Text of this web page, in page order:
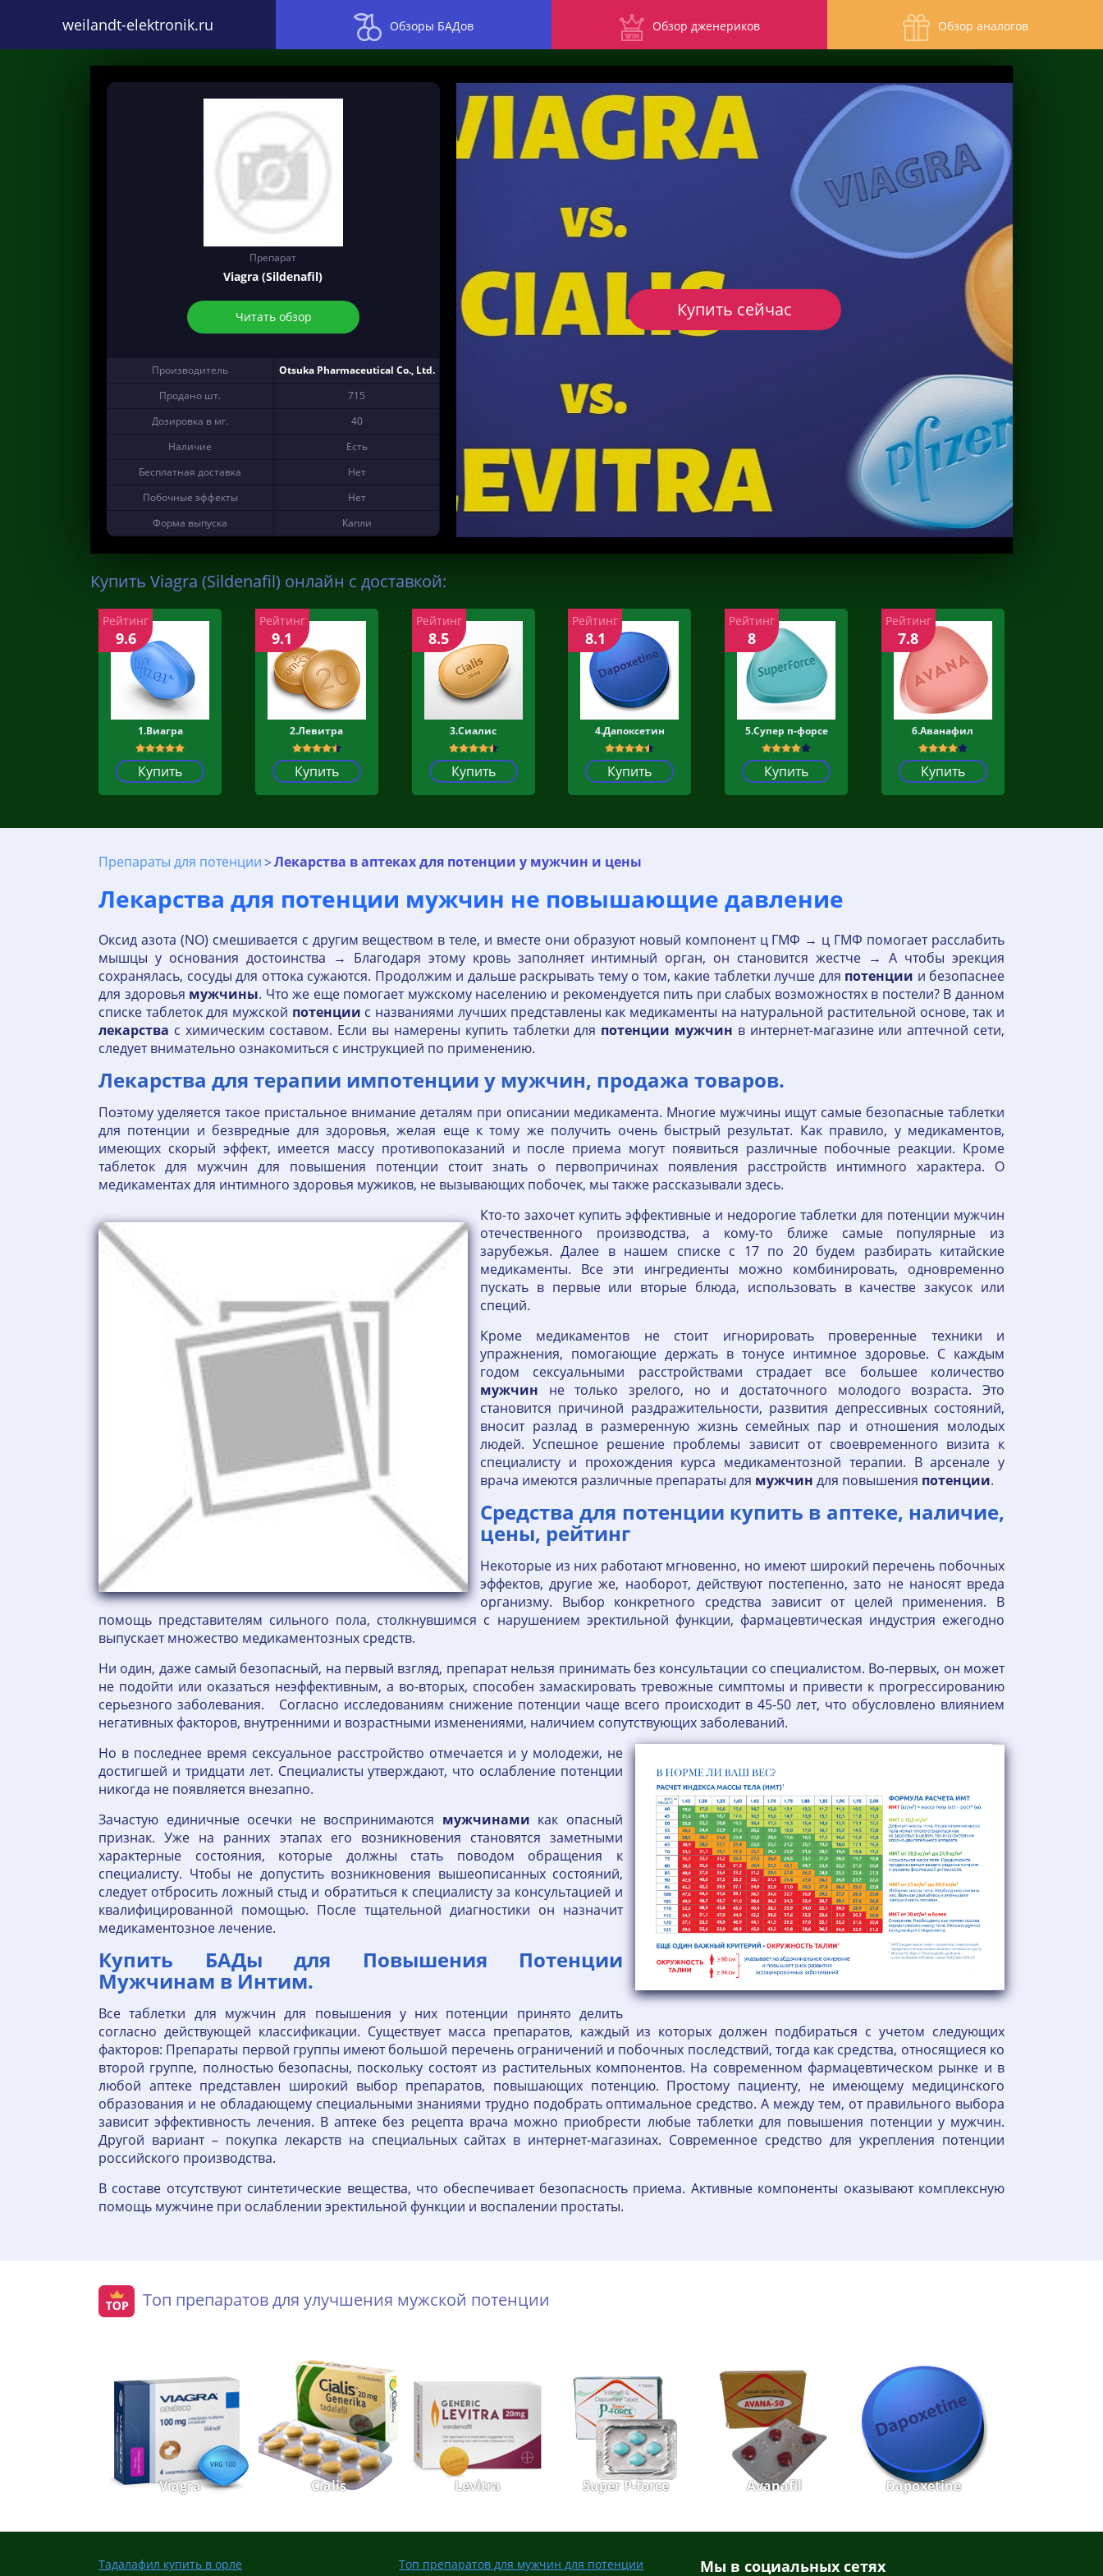
weilandt-elektronik.ru Обзоры БАДов Обзор дженериков Обзор аналогов
Препарат
Viagra (Sildenafil)
Читать обзор
Производитель
Otsuka Pharmaceutical Co., Ltd.
Продано шт.
715
Дозировка в мг.
40
Наличие
Есть
Бесплатная доставка
Нет
Побочные эффекты
Нет
Форма выпуска
Капли
Купить сейчас
Купить Viagra (Sildenafil) онлайн с доставкой:
1.Виагра
Купить
Рейтинг
9.6
2.Левитра
Купить
Рейтинг
9.1
3.Сиалис
Купить
Рейтинг
8.5
4.Дапоксетин
Купить
Рейтинг
8.1
5.Супер п-форсе
Купить
Рейтинг
8
6.Аванафил
Купить
Рейтинг
7.8
Препараты для потенции Лекарства в аптеках для потенции у мужчин и цены
Лекарства для потенции мужчин не повышающие давление
Оксид азота (NO) смешивается с другим веществом в теле, и вместе они образуют новый компонент ц ГМФ → ц ГМФ помогает расслабить
мышцы у основания достоинства → Благодаря этому кровь заполняет интимный орган, он становится жестче → А чтобы эрекция
сохранялась, сосуды для оттока сужаются. Продолжим и дальше раскрывать тему о том, какие таблетки лучше для потенции и безопаснее
для здоровья мужчины. Что же еще помогает мужскому населению и рекомендуется пить при слабых возможностях в постели? В данном
списке таблеток для мужской потенции с названиями лучших представлены как медикаменты на натуральной растительной основе, так и
лекарства с химическим составом. Если вы намерены купить таблетки для потенции мужчин в интернет-магазине или аптечной сети,
следует внимательно ознакомиться с инструкцией по применению.
Лекарства для терапии импотенции у мужчин, продажа товаров.
Поэтому уделяется такое пристальное внимание деталям при описании медикамента. Многие мужчины ищут самые безопасные таблетки
для потенции и безвредные для здоровья, желая еще к тому же получить очень быстрый результат. Как правило, у медикаментов,
имеющих скорый эффект, имеется массу противопоказаний и после приема могут появиться различные побочные реакции. Кроме
таблеток для мужчин для повышения потенции стоит знать о первопричинах появления расстройств интимного характера. О
медикаментах для интимного здоровья мужиков, не вызывающих побочек, мы также рассказывали здесь.
Кто-то захочет купить эффективные и недорогие таблетки для потенции мужчин
отечественного производства, а кому-то ближе самые популярные из
зарубежья. Далее в нашем списке с 17 по 20 будем разбирать китайские
медикаменты. Все эти ингредиенты можно комбинировать, одновременно
пускать в первые или вторые блюда, использовать в качестве закусок или
специй.
Кроме медикаментов не стоит игнорировать проверенные техники и
упражнения, помогающие держать в тонусе интимное здоровье. С каждым
годом сексуальными расстройствами страдает все большее количество
мужчин не только зрелого, но и достаточного молодого возраста. Это
становится причиной раздражительности, развития депрессивных состояний,
вносит разлад в размеренную жизнь семейных пар и отношения молодых
людей. Успешное решение проблемы зависит от своевременного визита к
специалисту и прохождения курса медикаментозной терапии. В арсенале у
врача имеются различные препараты для мужчин для повышения потенции.
Средства для потенции купить в аптеке, наличие,
цены, рейтинг
Некоторые из них работают мгновенно, но имеют широкий перечень побочных
эффектов, другие же, наоборот, действуют постепенно, зато не наносят вреда
организму. Выбор конкретного средства зависит от целей применения. В
помощь представителям сильного пола, столкнувшимся с нарушением эректильной функции, фармацевтическая индустрия ежегодно
выпускает множество медикаментозных средств.
Ни один, даже самый безопасный, на первый взгляд, препарат нельзя принимать без консультации со специалистом. Во-первых, он может
не подойти или оказаться неэффективным, а во-вторых, способен замаскировать тревожные симптомы и привести к прогрессированию
серьезного заболевания. Согласно исследованиям снижение потенции чаще всего происходит в 45-50 лет, что обусловлено влиянием
негативных факторов, внутренними и возрастными изменениями, наличием сопутствующих заболеваний.
Но в последнее время сексуальное расстройство отмечается и у молодежи, не
достигшей и тридцати лет. Специалисты утверждают, что ослабление потенции
никогда не появляется внезапно.
Зачастую единичные осечки не воспринимаются мужчинами как опасный
признак. Уже на ранних этапах его возникновения становятся заметными
характерные состояния, которые должны стать поводом обращения к
специалисту. Чтобы не допустить возникновения вышеописанных состояний,
следует отбросить ложный стыд и обратиться к специалисту за консультацией и
квалифицированной помощью. После тщательной диагностики он назначит
медикаментозное лечение.
Купить БАДы для Повышения Потенции
Мужчинам в Интим.
Все таблетки для мужчин для повышения у них потенции принято делить
согласно действующей классификации. Существует масса препаратов, каждый из которых должен подбираться с учетом следующих
факторов: Препараты первой группы имеют большой перечень ограничений и побочных последствий, тогда как средства, относящиеся ко
второй группе, полностью безопасны, поскольку состоят из растительных компонентов. На современном фармацевтическом рынке и в
любой аптеке представлен широкий выбор препаратов, повышающих потенцию. Простому пациенту, не имеющему медицинского
образования и не обладающему специальными знаниями трудно подобрать оптимальное средство. А между тем, от правильного выбора
зависит эффективность лечения. В аптеке без рецепта врача можно приобрести любые таблетки для повышения потенции у мужчин.
Другой вариант – покупка лекарств на специальных сайтах в интернет-магазинах. Современное средство для укрепления потенции
российского производства.
В составе отсутствуют синтетические вещества, что обеспечивает безопасность приема. Активные компоненты оказывают комплексную
помощь мужчине при ослаблении эректильной функции и воспалении простаты.
Топ препаратов для улучшения мужской потенции
Viagra Cialis Levitra Super P-force Avanafil Dapoxetine
Тадалафил купить в орле Топ препаратов для мужчин для потенции Мы в социальных сетях